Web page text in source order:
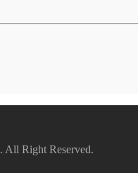
Right Reserved.